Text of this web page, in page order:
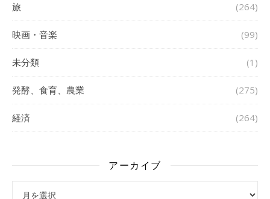
旅 (264)
映画・音楽 (99)
未分類 (1)
発酵、食育、農業 (275)
経済 (264)
アーカイブ